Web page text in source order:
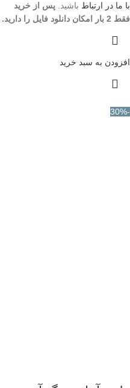
با ما در ارتباط باشید. پس از خرید
فقط 2 بار امکان دانلود فایل را دارید.
افزودن به سبد خرید
-30%